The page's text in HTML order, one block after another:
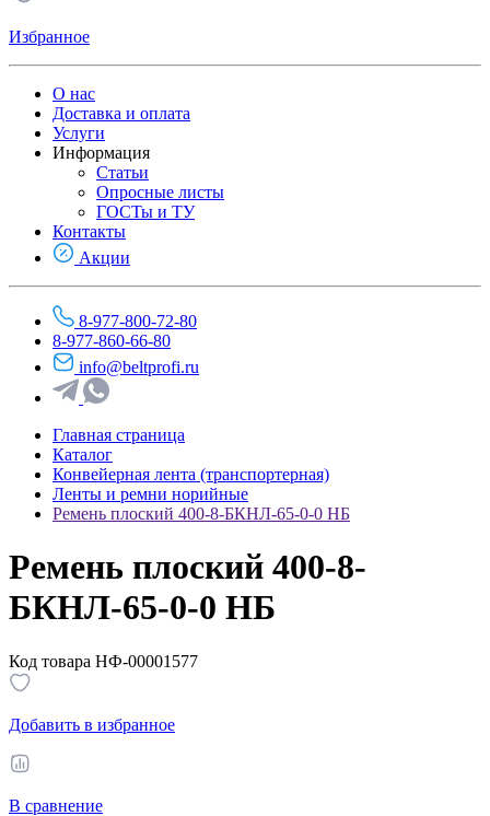
Избранное
О нас
Доставка и оплата
Услуги
Информация
Статьи
Опросные листы
ГОСТы и ТУ
Контакты
Акции
8-977-800-72-80
8-977-860-66-80
info@beltprofi.ru
Главная страница
Каталог
Конвейерная лента (транспортерная)
Ленты и ремни норийные
Ремень плоский 400-8-БКНЛ-65-0-0 НБ
Ремень плоский 400-8-
БКНЛ-65-0-0 НБ
Код товара НФ-00001577
Добавить в избранное
В сравнение